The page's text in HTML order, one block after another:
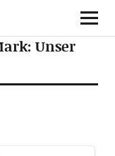
Unser